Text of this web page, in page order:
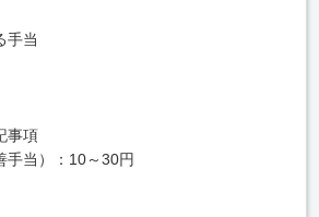
手当
事項
手当）：10～30円